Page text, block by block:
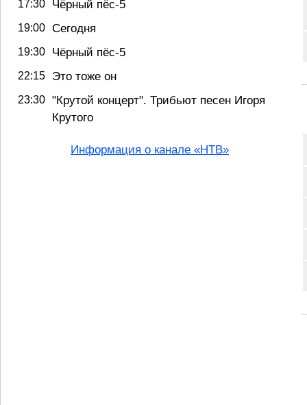
17:30 Чёрный пёс-5
19:00 Сегодня
19:30 Чёрный пёс-5
22:15 Это тоже он
23:30 "Крутой концерт". Трибьют песен Игоря
Крутого
Информация о канале «НТВ»